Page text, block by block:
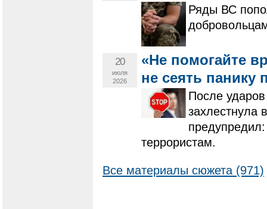
Ряды ВС
20
июля
2026
«Не помогайте
не сеять панику
После
захлестнула
предупредил:
террористам.
Все материалы сюжета (971)